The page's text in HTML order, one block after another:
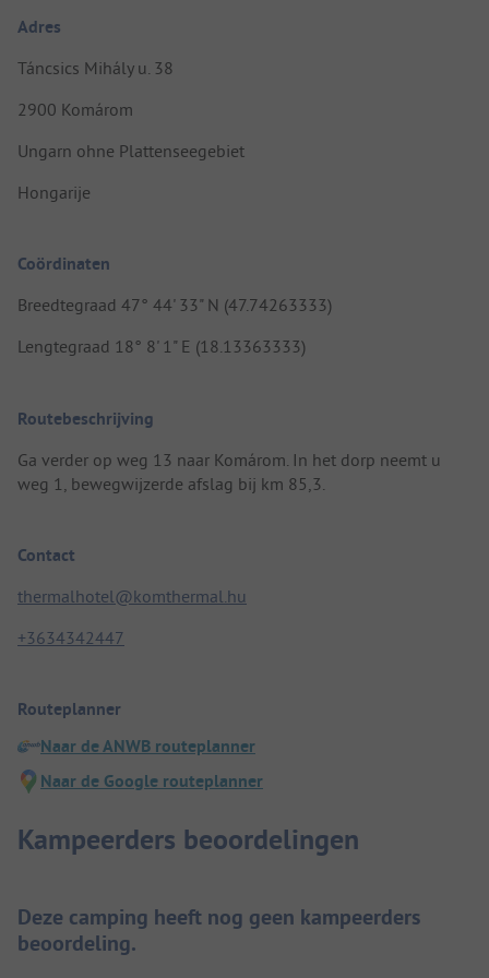
Adres
Táncsics Mihály u. 38
2900 Komárom
Ungarn ohne Plattenseegebiet
Hongarije
Coördinaten
Breedtegraad 47° 44' 33" N (47.74263333)
Lengtegraad 18° 8' 1" E (18.13363333)
Routebeschrijving
Ga verder op weg 13 naar Komárom. In het dorp neemt u
weg 1, bewegwijzerde afslag bij km 85,3.
Contact
thermalhotel@komthermal.hu
+3634342447
Routeplanner
Naar de ANWB routeplanner
Naar de Google routeplanner
Kampeerders beoordelingen
Deze camping heeft nog geen kampeerders
beoordeling.